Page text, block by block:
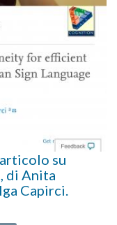
su
di Anita
Capirci.